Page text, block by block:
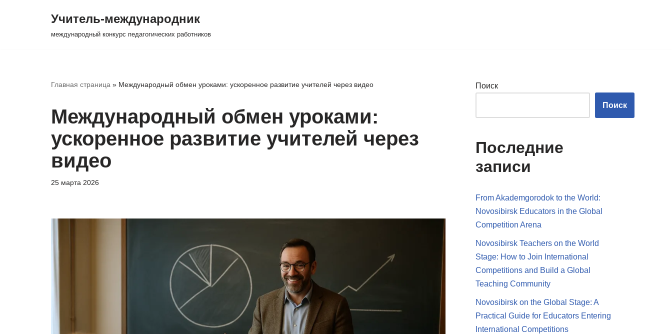
Учитель-международник
международный конкурс педагогических работников
Главная страница » Международный обмен уроками: ускоренное развитие учителей через видео
Международный обмен уроками:
ускоренное развитие учителей через
видео
25 марта 2026
Поиск
Поиск
Последние
записи
From Akademgorodok to the World:
Novosibirsk Educators in the Global
Competition Arena
Novosibirsk Teachers on the World
Stage: How to Join International
Competitions and Build a Global
Teaching Community
Novosibirsk on the Global Stage: A
Practical Guide for Educators Entering
International Competitions